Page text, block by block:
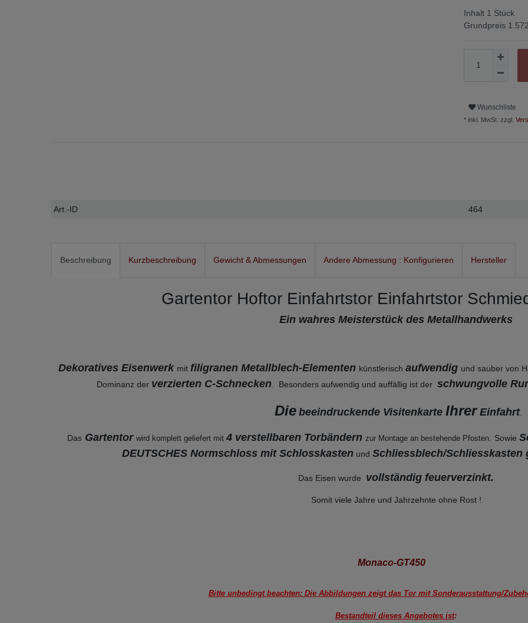
Inhalt 1 Stück
Grundpreis
Wunschliste
* inkl. MwSt. zzgl.
Technisches
Wert
Art.-ID 464
Beschreibung Kurzbeschreibung Gewicht & Abmessungen Andere Abmessung : Konfigurieren Hersteller
Gartentor Hoftor Einfahrtstor Einfahrtstor
Ein wahres Meisterstück des Metallhandwerks
Dekoratives Eisenwerk mit filigranen Metallblech-Elementen künstlerisch aufwendig und sauber von
Dominanz der verzierten C-Schnecken. Besonders aufwendig und auffällig ist der schwungvolle
Die beeindruckende Visitenkarte IhrerEinfahrt.
DasGartentor wird komplett geliefert mit 4 verstellbaren Torbändern zur Montage an bestehende Pfosten. Sowie
DEUTSCHES Normschloss mit Schlosskasten und Schliessblech/Schliesskasten
Das Eisen wurde vollständig feuerverzinkt.
Somit viele Jahre und Jahrzehnte ohne Rost !
Monaco-GT450
Bitte unbedingt beachten: Die Abbildungen zeigt das Tor mit Sonderausstattung/
Bestandteil dieses Angebotes ist: